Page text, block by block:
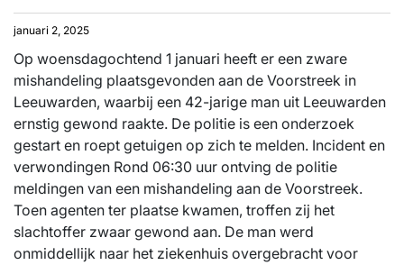
januari 2, 2025
Op woensdagochtend 1 januari heeft er een zware
mishandeling plaatsgevonden aan de Voorstreek in
Leeuwarden, waarbij een 42-jarige man uit Leeuwarden
ernstig gewond raakte. De politie is een onderzoek
gestart en roept getuigen op zich te melden. Incident en
verwondingen Rond 06:30 uur ontving de politie
meldingen van een mishandeling aan de Voorstreek.
Toen agenten ter plaatse kwamen, troffen zij het
slachtoffer zwaar gewond aan. De man werd
onmiddellijk naar het ziekenhuis overgebracht voor